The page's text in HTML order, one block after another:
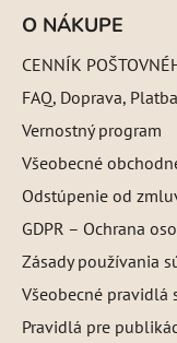
O NÁKUPE
CENNÍK
FAQ, Doprava, Platba
Vernostný program
Všeobecné
Odstúpenie od
GDPR – Ochrana
Zásady používania
Všeobecné pravidlá
Pravidlá pre